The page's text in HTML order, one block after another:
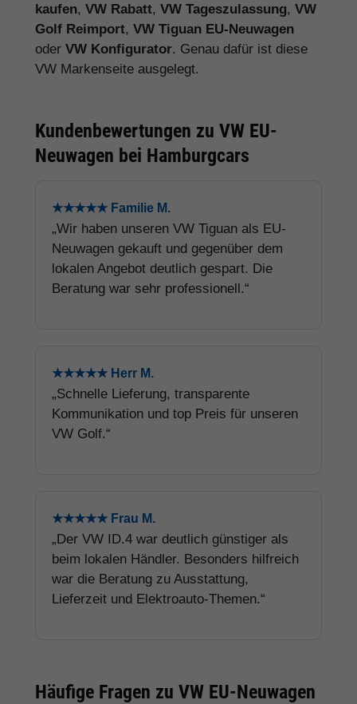
kaufen, VW Rabatt, VW Tageszulassung, VW
Golf Reimport, VW Tiguan EU-Neuwagen
oder VW Konfigurator. Genau dafür ist diese
VW Markenseite ausgelegt.
Kundenbewertungen zu VW EU-
Neuwagen bei Hamburgcars
★★★★★ Familie M.
„Wir haben unseren VW Tiguan als EU-
Neuwagen gekauft und gegenüber dem
lokalen Angebot deutlich gespart. Die
Beratung war sehr professionell.“
★★★★★ Herr M.
„Schnelle Lieferung, transparente
Kommunikation und top Preis für unseren
VW Golf.“
★★★★★ Frau M.
„Der VW ID.4 war deutlich günstiger als
beim lokalen Händler. Besonders hilfreich
war die Beratung zu Ausstattung,
Lieferzeit und Elektroauto-Themen.“
Häufige Fragen zu VW EU-Neuwagen